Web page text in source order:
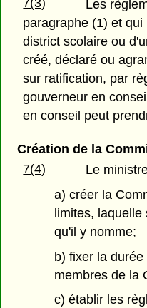
7(3)
Les
paragraphe (1) et
district scolaire ou
créé, déclaré ou
sur ratification, par
gouverneur en
en conseil peut
Création de la
7(4)
Le
a) créer la
limites, laquelle
qu'il y nomme;
b) fixer la
membres de la
c) établir les